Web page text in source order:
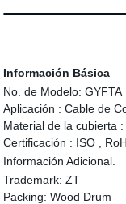
Información Básica
No. de Modelo: GYFTA
Aplicación : Cable de
Material de la cubierta :
Certificación : ISO ,
Información Adicional.
Trademark: ZT
Packing: Wood Drum